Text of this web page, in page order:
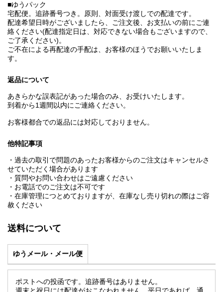
■ゆうパック
宅配便。追跡番号つき。原則、対面受け渡しでの配達です。
配達希望日時がございましたら、ご注文後、お支払いの前にご連
絡ください(配達指定日は、対応できない場合もございますので、
ご了承ください)。
ご不在による再配達の手配は、お客様のほうでお願いいたしま
す。
返品について
あきらかな誤表記があった場合のみ、お受けいたします。
到着から1週間以内にご連絡ください。
お客様都合での返品には対応しておりません。
他特記事項
・過去の取引で問題のあったお客様からのご注文はキャンセルさ
せていただく場合があります
・質問やお問い合わせはご遠慮ください
・お電話でのご注文は不可です
・在庫管理につとめておりますが、在庫なし売り切れの際はご容
赦ください
送料について
ゆうメール・メール便
ポストへの投函です。追跡番号はありません。